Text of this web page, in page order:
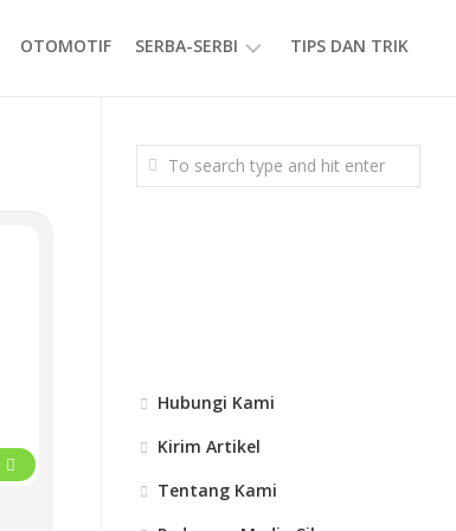
OTOMOTIF SERBA-SERBI
GAYA
HIDUP
TIPS DAN TRIK
Hubungi Kami
Kirim Artikel
Tentang Kami